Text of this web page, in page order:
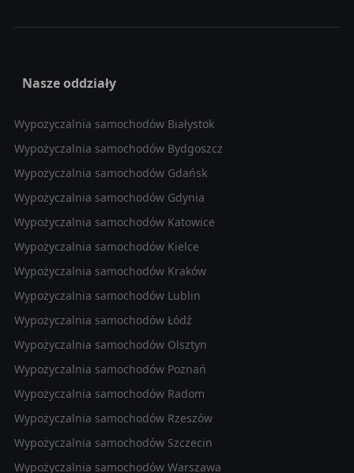
Nasze oddziały
Wypożyczalnia samochodów Białystok
Wypożyczalnia samochodów Bydgoszcz
Wypożyczalnia samochodów Gdańsk
Wypożyczalnia samochodów Gdynia
Wypożyczalnia samochodów Katowice
Wypożyczalnia samochodów Kielce
Wypożyczalnia samochodów Kraków
Wypożyczalnia samochodów Lublin
Wypożyczalnia samochodów Łódź
Wypożyczalnia samochodów Olsztyn
Wypożyczalnia samochodów Poznań
Wypożyczalnia samochodów Radom
Wypożyczalnia samochodów Rzeszów
Wypożyczalnia samochodów Szczecin
Wypożyczalnia samochodów Warszawa